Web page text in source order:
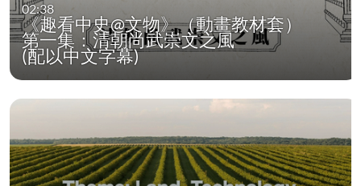
02:38
《趣看中史@文物》（動畫教材套）
第一集：清朝尚武崇文之風
(配以中文字幕)